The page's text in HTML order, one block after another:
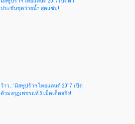
ประชันชุดว่ายน้ำ สุดแซ่บ!
ว้าว.. 'มิสซูปร้าฯ ไทยแลนด์ 2017' เปิด
ตัวมงกุฏเพชรแท้ 3 เม็ดเด็ดจริง!!